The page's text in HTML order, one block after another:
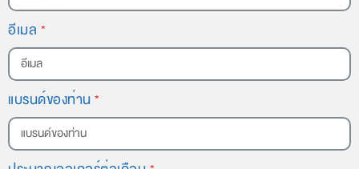
อีเมล
แบรนด์ของท่าน